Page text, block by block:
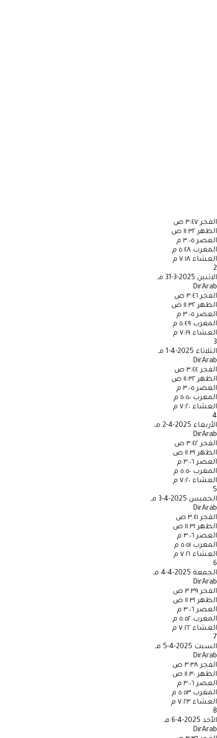
الفجر ٣:٤٧ ص
الظهر ١١:٣٢ ص
العصر ٣:٠٥ م
المغرب ٥:٤٨ م
العشاء ٧:١٨ م
2
الاثنين 2025-3-31 مـ
DirArab
الفجر ٣:٤٦ ص
الظهر ١١:٣٢ ص
العصر ٣:٠٥ م
المغرب ٥:٤٩ م
العشاء ٧:١٩ م
3
الثلاثاء 2025-4-1 مـ
DirArab
الفجر ٣:٤٤ ص
الظهر ١١:٣٢ ص
العصر ٣:٠٥ م
المغرب ٥:٥٠ م
العشاء ٧:٢٠ م
4
الأربعاء 2025-4-2 مـ
DirArab
الفجر ٣:٤٢ ص
الظهر ١١:٣١ ص
العصر ٣:٠٦ م
المغرب ٥:٥٠ م
العشاء ٧:٢٠ م
5
الخميس 2025-4-3 مـ
DirArab
الفجر ٣:٤١ ص
الظهر ١١:٣١ ص
العصر ٣:٠٦ م
المغرب ٥:٥١ م
العشاء ٧:٢١ م
6
الجمعة 2025-4-4 مـ
DirArab
الفجر ٣:٣٩ ص
الظهر ١١:٣١ ص
العصر ٣:٠٦ م
المغرب ٥:٥٢ م
العشاء ٧:٢٢ م
7
السبت 2025-4-5 مـ
DirArab
الفجر ٣:٣٨ ص
الظهر ١١:٣٠ ص
العصر ٣:٠٦ م
المغرب ٥:٥٣ م
العشاء ٧:٢٣ م
8
الأحد 2025-4-6 مـ
DirArab